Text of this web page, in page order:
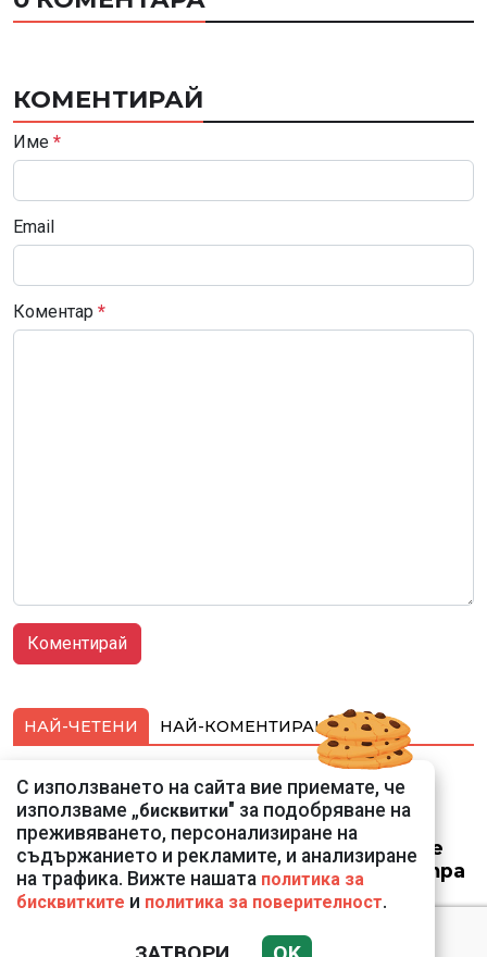
КОМЕНТИРАЙ
Име *
Email
Коментар *
НАЙ-ЧЕТЕНИ НАЙ-КОМЕНТИРАНИ
Най-близкото
прелитане в
историята:
Космически кораб се
доближи на 400 метра
до астероид
С използването на сайта вие приемате, че
използваме „бисквитки" за подобряване на
преживяването, персонализиране на
съдържанието и рекламите, и анализиране
на трафика. Вижте нашата политика за
бисквитките и политика за поверителност.